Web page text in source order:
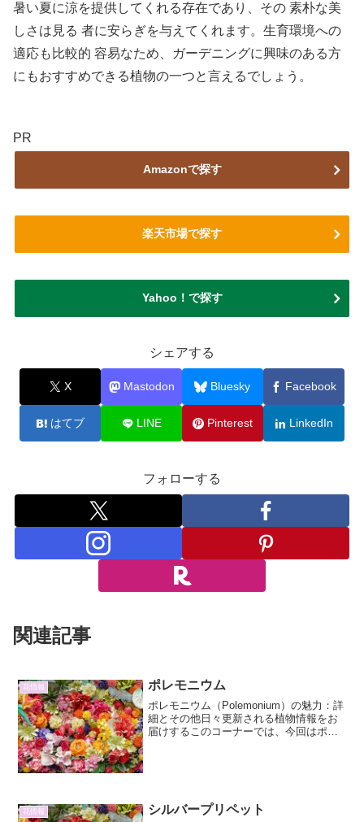
暑い夏に涼を提供してくれる存在であり、その 素朴な美
しさは見る 者に安らぎを与えてくれます。生育環境への
適応も比較的 容易なため、ガーデニングに興味のある方
にもおすすめできる植物の一つと言えるでしょう。
PR
Amazonで探す
楽天市場で探す
Yahoo！で探す
シェアする
X Mastodon Bluesky Facebook
はてブ LINE Pinterest LinkedIn
フォローする
関連記事
花情報 ポレモニウム
ポレモニウム（Polemonium）の魅力：詳
細とその他日々更新される植物情報をお
届けするこのコーナーでは、今回はポレ
花情報 シルバープリペット